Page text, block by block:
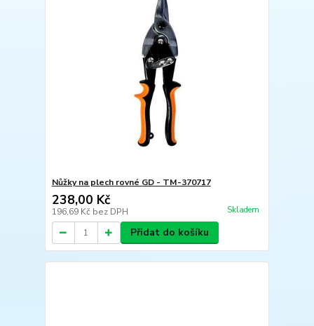
Nůžky na plech rovné GD - TM-370717
238,00 Kč
196,69 Kč bez DPH Skladem
Přidat do košíku